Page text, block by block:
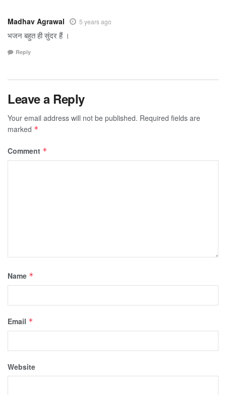
Madhav Agrawal 5 years ago
भजन बहुत ही सुंदर हैं ।
Reply
Leave a Reply
Your email address will not be published. Required fields are
marked *
Comment *
Name *
Email *
Website